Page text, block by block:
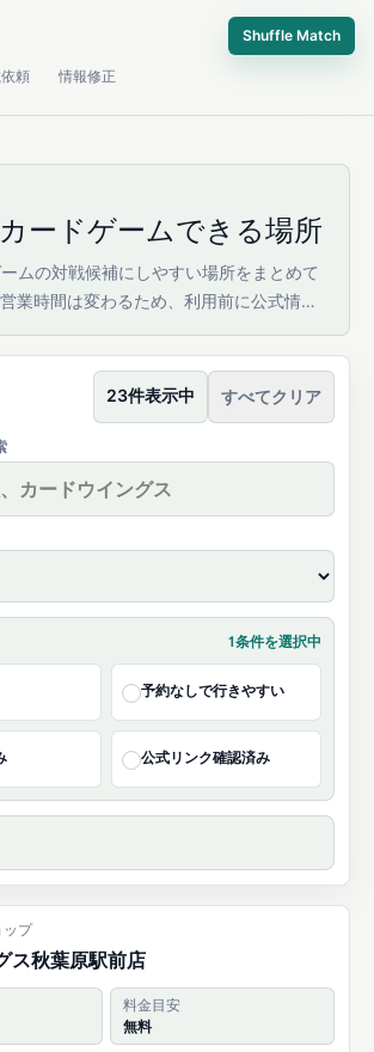
Shuffle Match
頼 情報修正
ードゲームできる場所
ムの対戦候補にしやすい場所をまとめて
業時間は変わるため、利用前に公式情報
23件表示中 すべてクリア
1条件を選択中
予約なしで行きやすい
公式リンク確認済み
ップ
ス秋葉原駅前店
料金目安
無料